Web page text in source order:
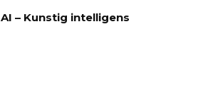
AI – Kunstig intelligens